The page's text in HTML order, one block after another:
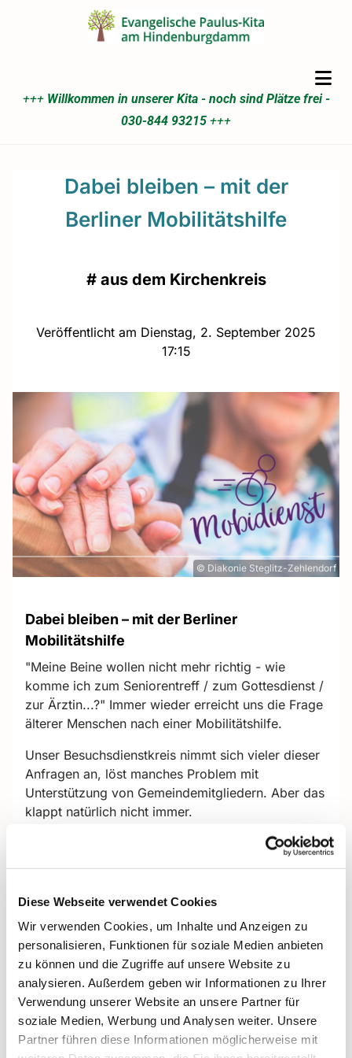
Diese Webseite verwendet Cookies
Wir verwenden Cookies, um Inhalte und Anzeigen zu
personalisieren, Funktionen für soziale Medien anbieten
zu können und die Zugriffe auf unsere Website zu
analysieren. Außerdem geben wir Informationen zu Ihrer
Verwendung unserer Website an unsere Partner für
soziale Medien, Werbung und Analysen weiter. Unsere
Partner führen diese Informationen möglicherweise mit
+++ Willkommen in unserer Kita - noch sind Plätze frei -
030-844 93215 +++
Dabei bleiben – mit der
Berliner Mobilitätshilfe
# aus dem Kirchenkreis
Veröffentlicht am Dienstag, 2. September 2025
17:15
© Diakonie Steglitz-Zehlendorf
Dabei bleiben – mit der Berliner
Mobilitätshilfe
"Meine Beine wollen nicht mehr richtig - wie
komme ich zum Seniorentreff / zum Gottesdienst /
zur Ärztin...?" Immer wieder erreicht uns die Frage
älterer Menschen nach einer Mobilitätshilfe.
Unser Besuchsdienstkreis nimmt sich vieler dieser
Anfragen an, löst manches Problem mit
Unterstützung von Gemeindemitgliedern. Aber das
klappt natürlich nicht immer.
Mobilitätshilfeins Spiel!
deshalb entstehen geringe Kosten/Zuzahlung für
die Leistungsnehmenden:
Einzelne Begleitung für die Dauer von 1,5 bis
2 Stunden, Zuzahlung ca. 5,-€
Zuzahlung für ein halbes Jahr ca. 40,-€
Zuzahlung für ein Jahr ca. 100,-€
Weitere Informationen dazu
unter:
https://www.diakonie-pflege.de...